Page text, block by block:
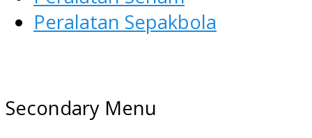
Peralatan Sepakbola
AGEN ALAT OLAHRAGA
Menyediakan Alat Olahraga
Secondary Menu